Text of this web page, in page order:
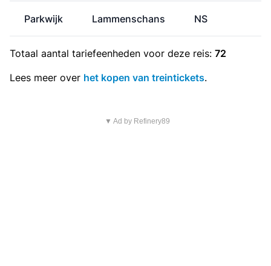
Parkwijk Lammenschans NS
Totaal aantal tariefeenheden voor deze reis: 72
Lees meer over het kopen van treintickets.
▼ Ad by Refinery89